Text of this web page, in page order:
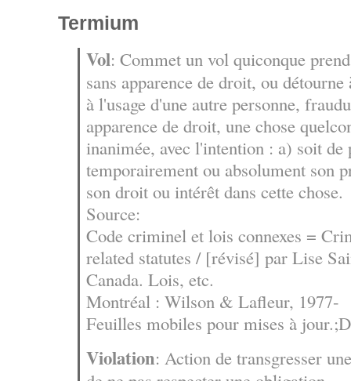
Termium
Vol: Commet un vol quiconque
sans apparence de droit, ou
à l'usage d'une autre personne,
apparence de droit, une chose
inanimée, avec l'intention : a) soit de
temporairement ou absolument
son droit ou intérêt dans cette chose.
Source:
Code criminel et lois connexes =
related statutes / [révisé] par Lise
Canada. Lois, etc.
Montréal : Wilson & Lafleur, 1977-
Feuilles mobiles pour mises à
Violation: Action de transgresser